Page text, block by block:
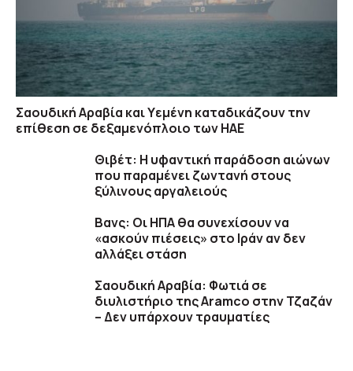
Σαουδική Αραβία και Υεμένη καταδικάζουν την
επίθεση σε δεξαμενόπλοιο των ΗΑΕ
Θιβέτ: Η υφαντική παράδοση αιώνων
που παραμένει ζωντανή στους
ξύλινους αργαλειούς
Βανς: Οι ΗΠΑ θα συνεχίσουν να
«ασκούν πιέσεις» στο Ιράν αν δεν
αλλάξει στάση
Σαουδική Αραβία: Φωτιά σε
διυλιστήριο της Aramco στην Τζαζάν
– Δεν υπάρχουν τραυματίες